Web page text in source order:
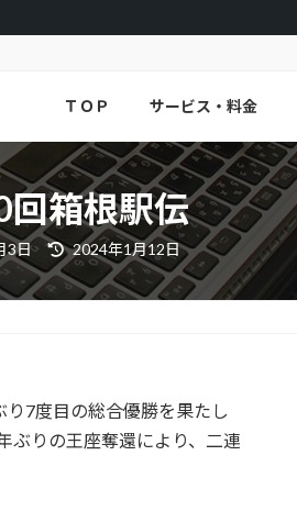
ＴＯＰ サービス・料金
回箱根駅伝
3日
最
終
更
新
2024年1月12日
7度目の総合優勝を果たし
ぶりの王座奪還により、二連